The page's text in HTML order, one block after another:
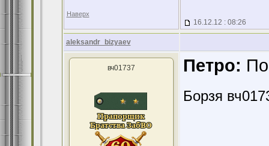
Наверх
16.12.12 : 08:26
aleksandr_bizyaev
вч01737 Петро:
Борзя